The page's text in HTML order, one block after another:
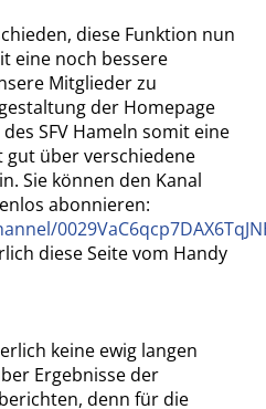
diese Funktion nun
eine noch bessere
Mitglieder zu
der Homepage
SFV Hameln somit eine
über verschiedene
Sie können den Kanal
abonnieren:
diese Seite vom Handy
keine ewig langen
Ergebnisse der
denn für die